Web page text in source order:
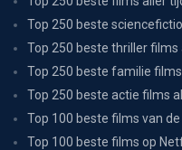
Top 250 beste
Top 250 beste thriller films
Top 250 beste familie
Top 250 beste actie films
Top 100 beste films van
Top 100 beste films op